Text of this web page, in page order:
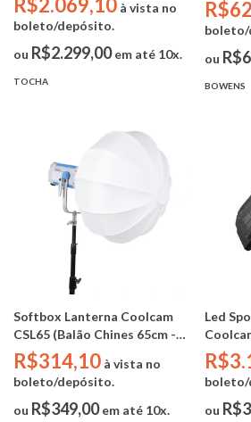
BIVOLT - CRI: 96/TLCI: 96 )
à vista no
boleto/depósito.
ou R$2.299,00em até 10x.
TOCHA
ou
BOWENS
Softbox Lanterna Coolcam
CSL65 (Balão Chines 65cm -
Bowens)
R$314,10 à vista no
boleto/depósito.
ou R$349,00em até 10x.
Led
- DMX)
ou